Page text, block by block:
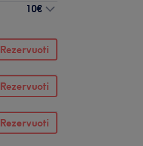
10€
Rezervuoti
Rezervuoti
Rezervuoti